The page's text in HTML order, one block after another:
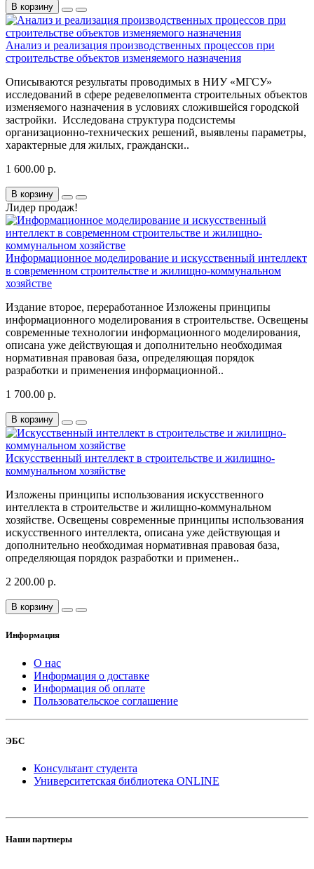
В корзину
Анализ и реализация производственных процессов при
строительстве объектов изменяемого назначения
Описываются результаты проводимых в НИУ «МГСУ»
исследований в сфере редевелопмента строительных объектов
изменяемого назначения в условиях сложившейся городской
застройки. Исследована структура подсистемы
организационно-технических решений, выявлены параметры,
характерные для жилых, граждански..
1 600.00 р.
В корзину
Лидер продаж!
Информационное моделирование и искусственный интеллект
в современном строительстве и жилищно-коммунальном
хозяйстве
Издание второе, переработанное Изложены принципы
информационного моделирования в строительстве. Освещены
современные технологии информационного моделирования,
описана уже действующая и дополнительно необходимая
нормативная правовая база, определяющая порядок
разработки и применения информационной..
1 700.00 р.
В корзину
Искусственный интеллект в строительстве и жилищно-
коммунальном хозяйстве
Изложены принципы использования искусственного
интеллекта в строительстве и жилищно-коммунальном
хозяйстве. Освещены современные принципы использования
искусственного интеллекта, описана уже действующая и
дополнительно необходимая нормативная правовая база,
определяющая порядок разработки и применен..
2 200.00 р.
В корзину
Информация
О нас
Информация о доставке
Информация об оплате
Пользовательское соглашение
ЭБС
Консультант студента
Университетская библиотека ONLINE
Наши партнеры